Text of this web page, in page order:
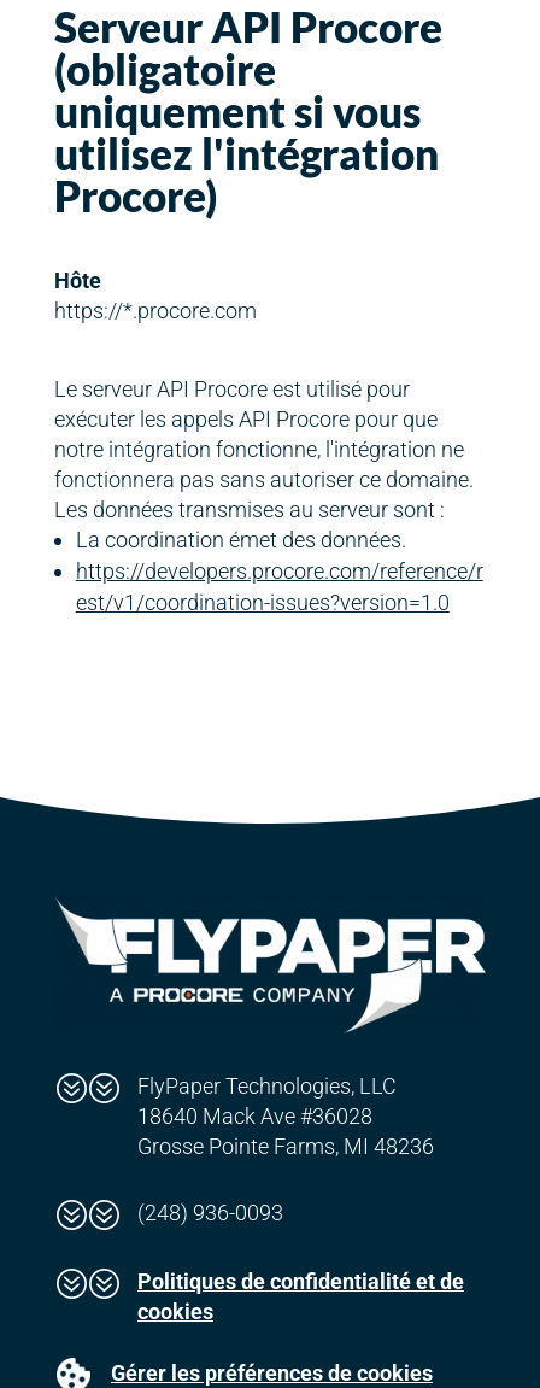
Serveur API Procore
(obligatoire
uniquement si vous
utilisez l'intégration
Procore)
Hôte
https://*.procore.com
Le serveur API Procore est utilisé pour
exécuter les appels API Procore pour que
notre intégration fonctionne, l'intégration ne
fonctionnera pas sans autoriser ce domaine.
Les données transmises au serveur sont :
La coordination émet des données.
https://developers.procore.com/reference/r
est/v1/coordination-issues?version=1.0
??
FlyPaper Technologies, LLC
18640 Mack Ave #36028
Grosse Pointe Farms, MI 48236
?? (248) 936-0093
??
Politiques de confidentialité et de
cookies
Gérer les préférences de cookies